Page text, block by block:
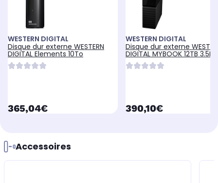
WESTERN DIGITAL
Disque dur externe WESTERN
DIGITAL Elements 10To
currentPrice
365,04€
WESTERN DIGITAL
Disque dur externe
DIGITAL MYBOOK 12TB 3.5IN
3.0 BLACK
currentPrice
390,10€
Accessoires